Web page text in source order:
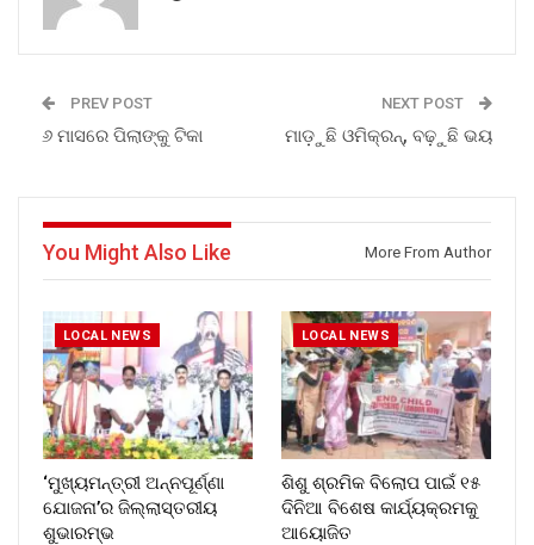
PREV POST
୬ ମାସରେ ପିଲାଙ୍କୁ ଟିକା
NEXT POST
ମାଡ଼ୁଛି ଓମିକ୍ରନ୍, ବଢ଼ୁଛି ଭୟ
You Might Also Like More From Author
LOCAL NEWS
‘ମୁଖ୍ୟମନ୍ତ୍ରୀ ଅନ୍ନପୂର୍ଣ୍ଣା
ଯୋଜନା’ର ଜିଲ୍ଲାସ୍ତରୀୟ
ଶୁଭାରମ୍ଭ
LOCAL NEWS
ଶିଶୁ ଶ୍ରମିକ ବିଲୋପ ପାଇଁ ୧୫
ଦିନିଆ ବିଶେଷ କାର୍ଯ୍ୟକ୍ରମକୁ
ଆୟୋଜିତ